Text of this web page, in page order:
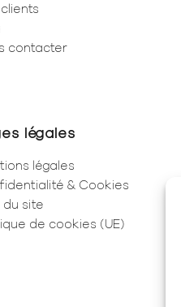
contacter
légales
légales
& Cookies
du site
de cookies (UE)